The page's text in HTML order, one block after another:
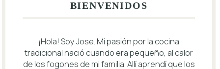
BIENVENIDOS
¡Hola! Soy Jose. Mi pasión por la cocina
tradicional nació cuando era pequeño, al calor
de los fogones de mi familia. Allí aprendí que los